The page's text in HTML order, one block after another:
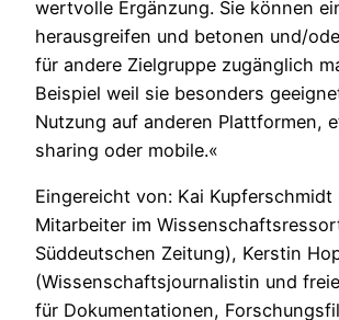
wertvolle Ergänzung. Sie können
herausgreifen und betonen und/
für andere Zielgruppe zugänglich
Beispiel weil sie besonders
Nutzung auf anderen Plattformen,
sharing oder mobile.«
Eingereicht von: Kai Kupferschmidt
Mitarbeiter im
Süddeutschen Zeitung), Kerstin
(Wissenschaftsjournalistin und
für Dokumentationen,